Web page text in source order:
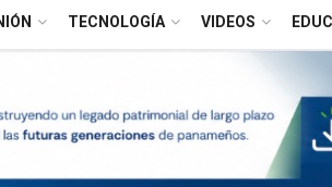
TECNOLOGÍA VIDEOS